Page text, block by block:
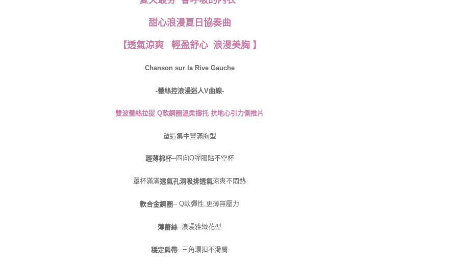
甜心浪漫夏日協奏曲
【透氣涼爽 輕盈舒心 浪漫美胸 】
Chanson sur la Rive Gauche
-蕾絲控浪漫迷人V曲線-
雙波蕾絲拉提 Q軟鋼圈溫柔撐托 抗地心引力側推片
塑造集中豐滿胸型
輕薄棉杯--四向Q彈服貼不空杯
罩杯滿滿透氣孔洞吸排透氣涼爽不悶熱
軟合金鋼圈-- Q軟彈性,更薄無壓力
薄蕾絲--浪漫雅緻花型
穩定肩帶--三角環扣不滑肩